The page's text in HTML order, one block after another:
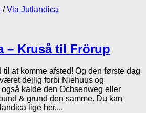
/Via Jutlandica
– Kruså til Frörup
at komme afsted! Og den første dag
dejlig forbi Niehuus og
kalde den Ochsenweg eller
& grund den samme. Du kan
lige her....